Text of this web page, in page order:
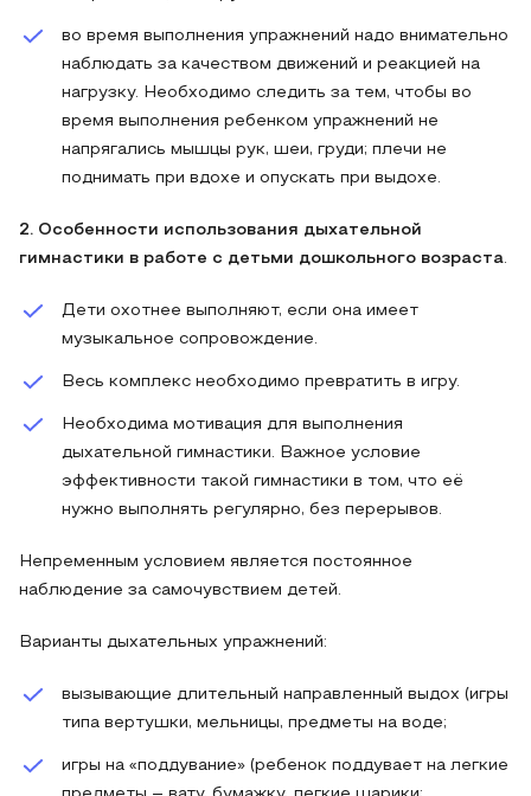
во время выполнения упражнений надо внимательно
наблюдать за качеством движений и реакцией на
нагрузку. Необходимо следить за тем, чтобы во
время выполнения ребенком упражнений не
напрягались мышцы рук, шеи, груди; плечи не
поднимать при вдохе и опускать при выдохе.
2. Особенности использования дыхательной
гимнастики в работе с детьми дошкольного возраста.
Дети охотнее выполняют, если она имеет
музыкальное сопровождение.
Весь комплекс необходимо превратить в игру.
Необходима мотивация для выполнения
дыхательной гимнастики. Важное условие
эффективности такой гимнастики в том, что её
нужно выполнять регулярно, без перерывов.
Непременным условием является постоянное
наблюдение за самочувствием детей.
Варианты дыхательных упражнений:
вызывающие длительный направленный выдох (игры
типа вертушки, мельницы, предметы на воде;
игры на «поддувание» (ребенок поддувает на легкие